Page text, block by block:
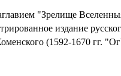
"Зрелище
издание
(1592-1670 гг.